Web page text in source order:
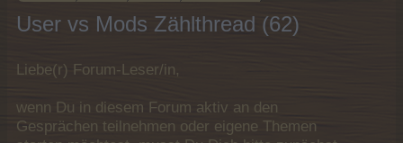
User vs Mods Zählthread (62)
Liebe(r) Forum-Leser/in,
wenn Du in diesem Forum aktiv an den
Gesprächen teilnehmen oder eigene Themen